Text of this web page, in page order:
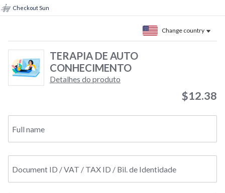
Checkout Sun
Change country
TERAPIA DE AUTO
CONHECIMENTO
Detalhes do produto
$12.38
Full name
Document ID / VAT / TAX ID / Bil. de Identidade